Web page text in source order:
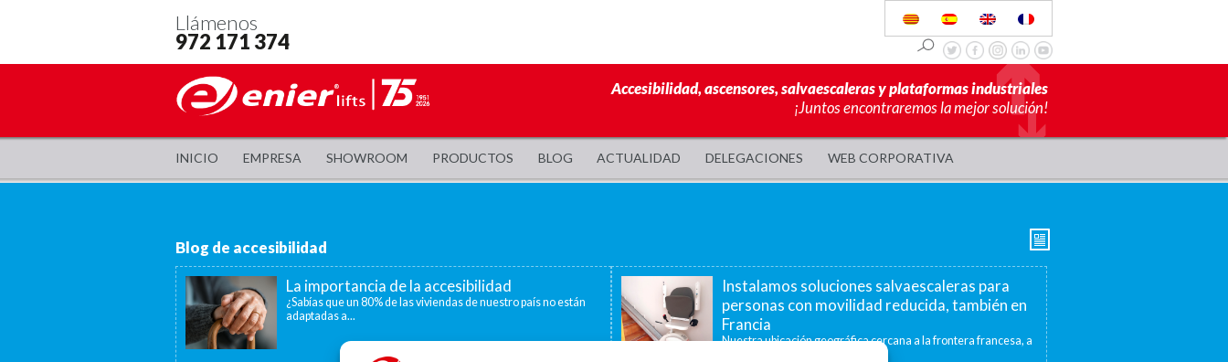
Llámenos
972 171 374
Accesibilidad, ascensores, salvaescaleras y plataformas industriales
¡Juntos encontraremos la mejor solución!
INICIO EMPRESA SHOWROOM PRODUCTOS BLOG ACTUALIDAD DELEGACIONES WEB CORPORATIVA
Blog de accesibilidad
La importancia de la accesibilidad
¿Sabías que un 80% de las viviendas de nuestro país no están
adaptadas a...
Instalamos soluciones salvaescaleras para
personas con movilidad reducida, también en
Francia
Nuestra ubicación geográfica cercana a la frontera francesa, a
40 minutos, nos permite ofrecer...